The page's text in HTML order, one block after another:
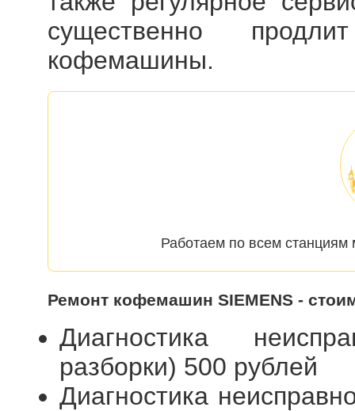
существенно
кофемашины.
Работаем по всем станциям
Ремонт кофемашин SIEMENS -
Диагностика
разборки) 500 рублей
Диагностика